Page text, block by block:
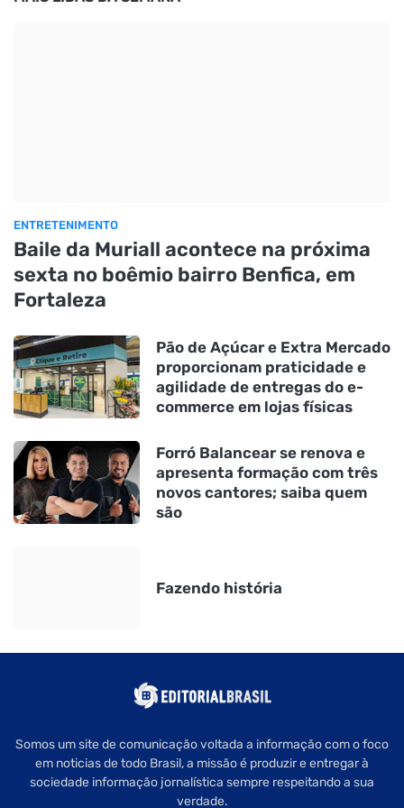
ENTRETENIMENTO
Baile da Muriall acontece na próxima
sexta no boêmio bairro Benfica, em
Fortaleza
Pão de Açúcar e Extra Mercado
proporcionam praticidade e
agilidade de entregas do e-
commerce em lojas físicas
Forró Balancear se renova e
apresenta formação com três
novos cantores; saiba quem
são
Fazendo história
Somos um site de comunicação voltada a informação com o foco
em noticias de todo Brasil, a missão é produzir e entregar à
sociedade informação jornalística sempre respeitando a sua
verdade.